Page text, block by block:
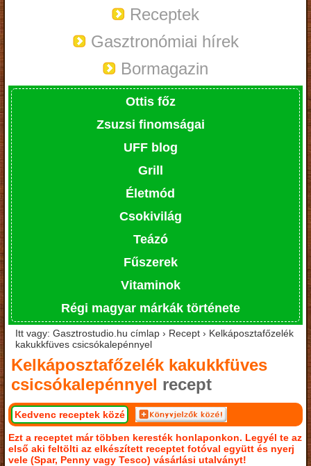
Receptek
Gasztronómiai hírek
Bormagazin
Ottis főz
Zsuzsi finomságai
UFF blog
Grill
Életmód
Csokivilág
Teázó
Fűszerek
Vitaminok
Régi magyar márkák története
Itt vagy: Gasztrostudio.hu címlap › Recept › Kelkáposztafőzelék
kakukkfüves csicsókalepénnyel
Kelkáposztafőzelék kakukkfüves
csicsókalepénnyel recept
Kedvenc receptek közé
Ezt a receptet már többen keresték honlaponkon. Legyél te az
első aki feltölti az elkészített receptet fotóval együtt és nyerj
vele (Spar, Penny vagy Tesco) vásárlási utalványt!